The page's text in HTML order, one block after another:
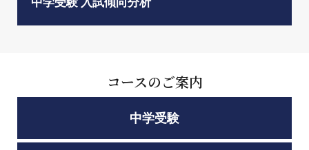
コースのご案内
中学受験